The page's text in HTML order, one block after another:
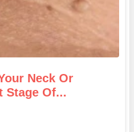
Neck Or
Stage Of...